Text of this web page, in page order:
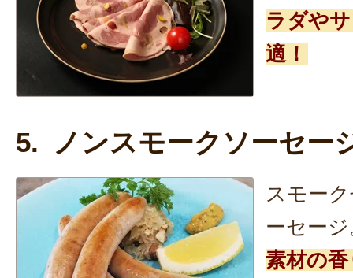
ラダや
適！
5. ノンスモークソーセー
スモー
ーセー
素材の